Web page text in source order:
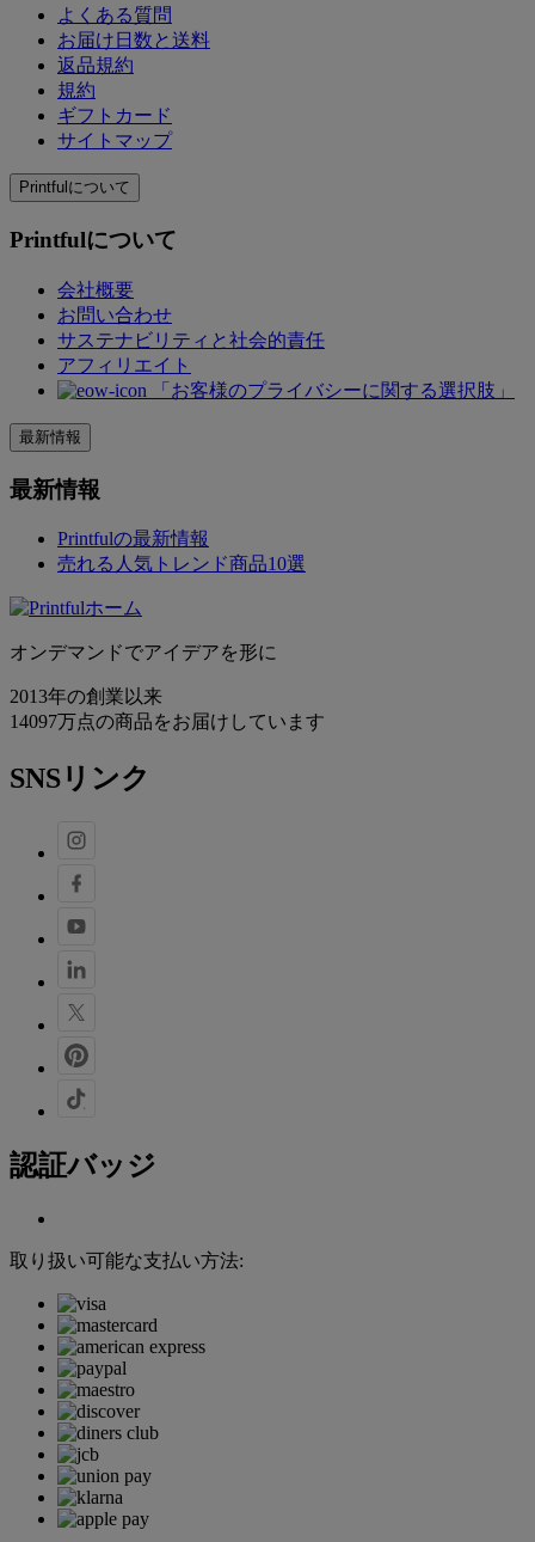
よくある質問
お届け日数と送料
返品規約
規約
ギフトカード
サイトマップ
Printfulについて
Printfulについて
会社概要
お問い合わせ
サステナビリティと社会的責任
アフィリエイト
「お客様のプライバシーに関する選択肢」
最新情報
最新情報
Printfulの最新情報
売れる人気トレンド商品10選
オンデマンドでアイデアを形に
2013年の創業以来
14097万点の商品をお届けしています
SNSリンク
認証バッジ
取り扱い可能な支払い方法: